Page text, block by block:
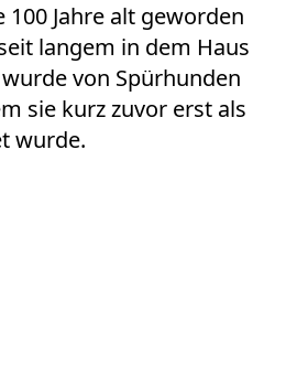
100 Jahre alt geworden
langem in dem Haus
von Spürhunden
sie kurz zuvor erst als
wurde.